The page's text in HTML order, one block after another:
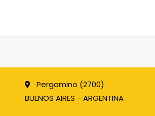
Pergamino (2700)
BUENOS AIRES - ARGENTINA